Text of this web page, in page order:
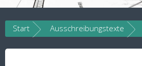
Start Ausschreibungstexte